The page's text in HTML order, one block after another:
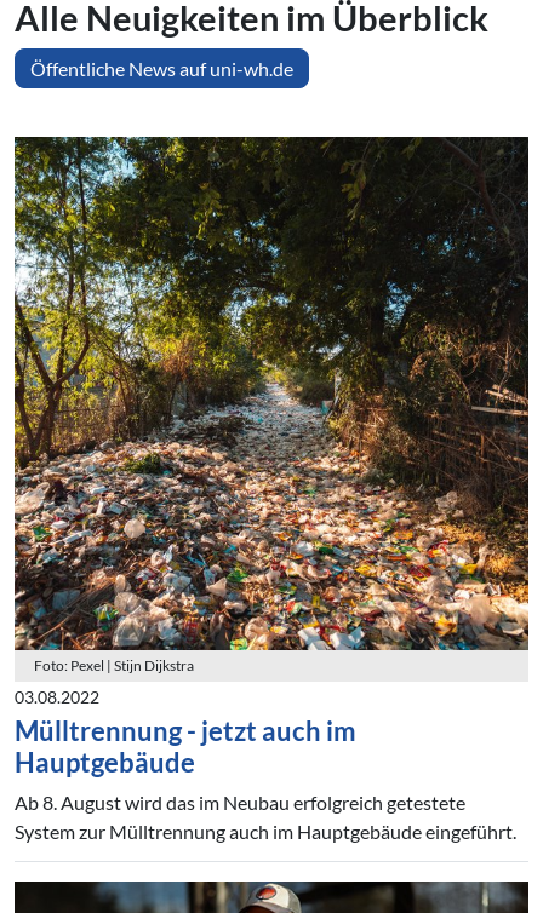
Alle Neuigkeiten im Überblick
Öffentliche News auf uni-wh.de
Foto: Pexel | Stijn Dijkstra
03.08.2022
Mülltrennung - jetzt auch im
Hauptgebäude
Ab 8. August wird das im Neubau erfolgreich getestete
System zur Mülltrennung auch im Hauptgebäude eingeführt.